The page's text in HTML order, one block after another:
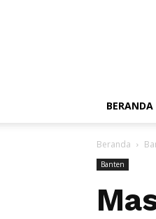
BERANDA
Beranda
Banten